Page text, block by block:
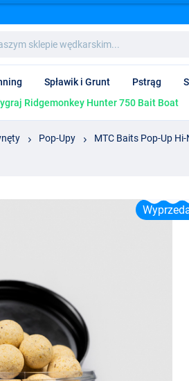
Spławik i Grunt Pstrąg
Ridgemonkey Hunter 750 Bait Boat
Pop-Upy
MTC Baits Pop-Up